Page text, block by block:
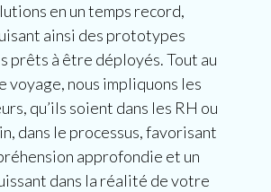
en un temps record,
ainsi des prototypes
prêts à être déployés. Tout au
voyage, nous impliquons les
qu’ils soient dans les RH ou
dans le processus, favorisant
approfondie et un
dans la réalité de votre